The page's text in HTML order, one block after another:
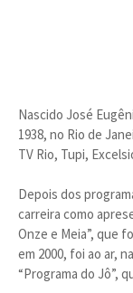
Nascido José
1938, no Rio de
TV Rio, Tupi,
Depois dos
carreira como
Onze e Meia”, que
em 2000, foi ao ar,
“Programa do Jô”,